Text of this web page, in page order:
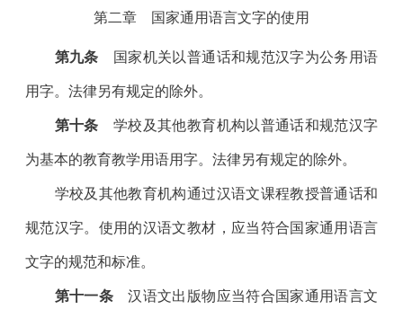
第二章 国家通用语言文字的使用
第九条 国家机关以普通话和规范汉字为公务用语
用字。法律另有规定的除外。
第十条 学校及其他教育机构以普通话和规范汉字
为基本的教育教学用语用字。法律另有规定的除外。
学校及其他教育机构通过汉语文课程教授普通话和
规范汉字。使用的汉语文教材，应当符合国家通用语言
文字的规范和标准。
第十一条 汉语文出版物应当符合国家通用语言文